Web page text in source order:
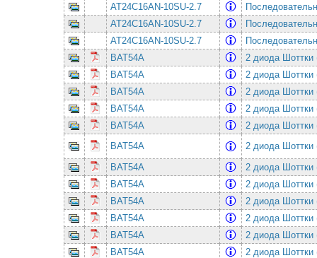
AT24C16AN-10SU-2.7
AT24C16AN-10SU-2.7
AT24C16AN-10SU-2.7
BAT54A
2 диода
BAT54A
2 диода
BAT54A
2 диода
BAT54A
2 диода
BAT54A
2 диода
BAT54A
2 диода
BAT54A
2 диода
BAT54A
2 диода
BAT54A
2 диода
BAT54A
2 диода
BAT54A
2 диода
BAT54A
2 диода